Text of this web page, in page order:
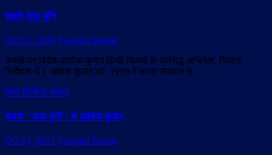
सबके दादा मुनि
Oct 13, 2018 Swapnil Sansar
जयंती पर विशेष-अशोक कुमार हिन्दी फिल्मों के प्रसिद्ध अभिनेता, निर्माता
निर्देशक थे। अशोक कुमार को 1999 में भारत सरकार ने…
सिने लीजेन्ड संसार
सबके ‘‘दादा मुनी’’ थे अशोक कुमार
Oct 13, 2017 Swapnil Sansar